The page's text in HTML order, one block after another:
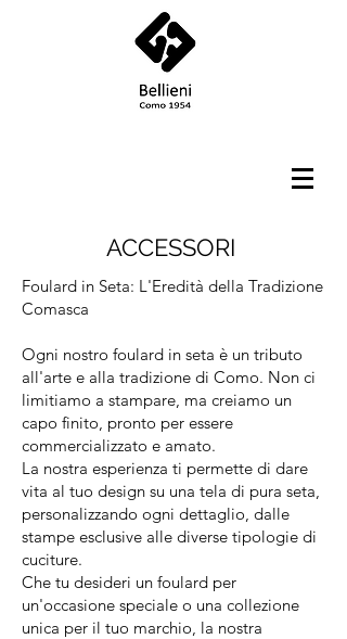
ACCESSORI
Foulard in Seta: L'Eredità della Tradizione
Comasca
Ogni nostro foulard in seta è un tributo
all'arte e alla tradizione di Como. Non ci
limitiamo a stampare, ma creiamo un
capo finito, pronto per essere
commercializzato e amato.
La nostra esperienza ti permette di dare
vita al tuo design su una tela di pura seta,
personalizzando ogni dettaglio, dalle
stampe esclusive alle diverse tipologie di
cuciture.
Che tu desideri un foulard per
un'occasione speciale o una collezione
unica per il tuo marchio, la nostra